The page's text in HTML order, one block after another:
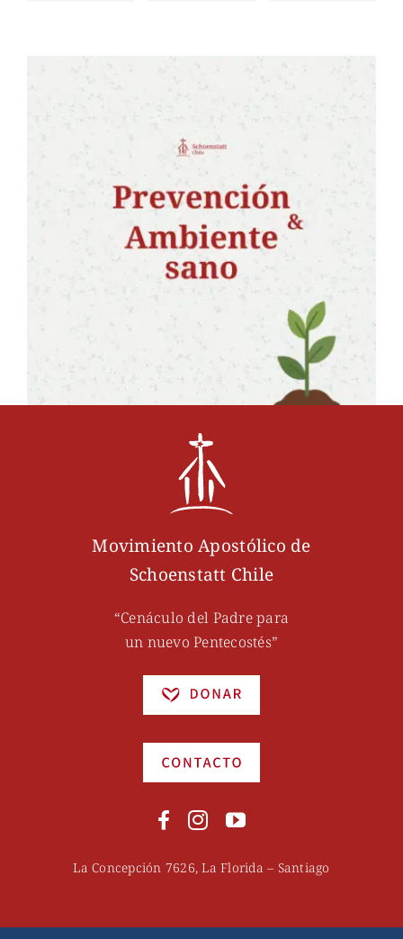
Movimiento Apostólico de
Schoenstatt Chile
“Cenáculo del Padre para
un nuevo Pentecostés”
La Concepción 7626, La Florida – Santiago